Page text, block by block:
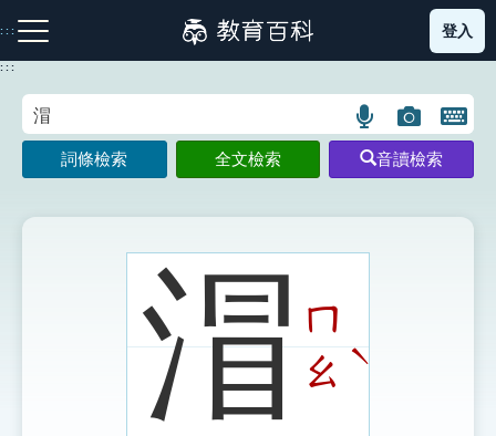
到
主
:::
注音索引圖示 筆畫索引圖示 部首索引表圖示
登入
:::
語
言
搜
示
圖
片
搜
開
鍵
圖
詞條檢索 全文檢索 音讀檢索
㴘ㄇ
ㄠˋ